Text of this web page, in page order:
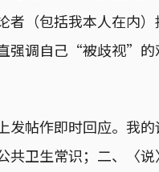
者（包括我本人在内
强调自己“被歧视”的
发帖作即时回应。我
卫生常识；二、〈